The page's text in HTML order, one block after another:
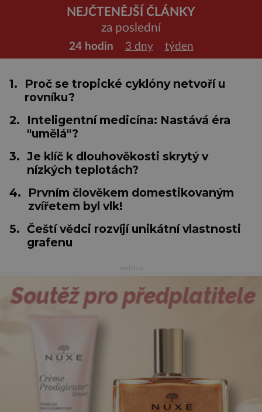
NEJČTENĚJŠÍ ČLÁNKY
za poslední
24 hodin 3 dny týden
1.
Proč se tropické cyklóny netvoří u
rovníku?
2.
Inteligentní medicína: Nastává éra
"umělá"?
3. Je klíč k dlouhověkosti skrytý v
nízkých teplotách?
4.
Prvním člověkem domestikovaným
zvířetem byl vlk!
5. Čeští vědci rozvíjí unikátní vlastnosti
grafenu